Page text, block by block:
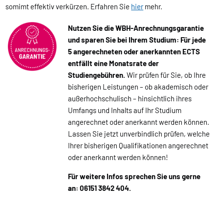
somimt effektiv verkürzen. Erfahren Sie hiermehr.
Nutzen Sie die WBH-Anrechnungsgarantie
und sparen Sie bei Ihrem Studium: Für jede
5 angerechneten oder anerkannten ECTS
entfällt eine Monatsrate der
Studiengebühren. Wir prüfen für Sie, ob Ihre
bisherigen Leistungen – ob akademisch oder
außerhochschulisch – hinsichtlich ihres
Umfangs und Inhalts auf Ihr Studium
angerechnet oder anerkannt werden können.
Lassen Sie jetzt unverbindlich prüfen, welche
Ihrer bisherigen Qualifikationen angerechnet
oder anerkannt werden können!
Für weitere Infos sprechen Sie uns gerne
an: 06151 3842 404.